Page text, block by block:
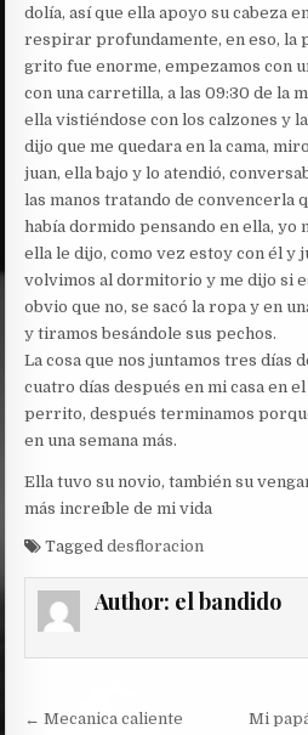
dolía, así que ella apoyo su cabeza
respirar profundamente, en eso, la
grito fue enorme, empezamos con
con una carretilla, a las 09:30 de la
ella vistiéndose con los calzones y
dijo que me quedara en la cama,
juan, ella bajo y lo atendió,
las manos tratando de convencerla
había dormido pensando en ella, yo
ella le dijo, como vez estoy con él y
volvimos al dormitorio y me dijo si
obvio que no, se sacó la ropa y en
y tiramos besándole sus pechos.
La cosa que nos juntamos tres días
cuatro días después en mi casa en
perrito, después terminamos
en una semana más.
Ella tuvo su novio, también su
más increíble de mi vida
Taggeddesfloracion
Author: el bandido
Post
← Mecanica caliente Mi